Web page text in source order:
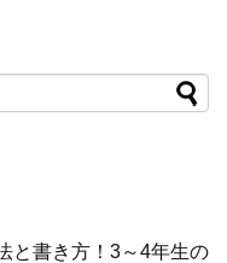
と書き方！3～4年生の